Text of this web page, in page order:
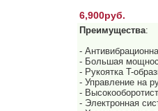
6,900руб.
Преимущества:
-
- Большая
- Рукоятка T-
- Управление на
-
- Электронная